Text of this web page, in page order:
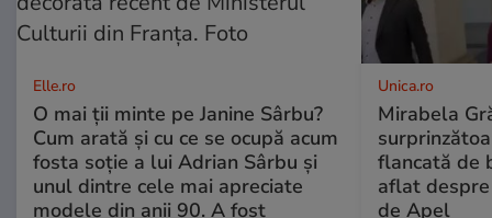
Elle.ro
O mai ții minte pe Janine Sârbu?
Cum arată și cu ce se ocupă acum
fosta soție a lui Adrian Sârbu și
unul dintre cele mai apreciate
modele din anii 90. A fost
Unica.ro
Mirabela
flancată de
aflat
de Apel